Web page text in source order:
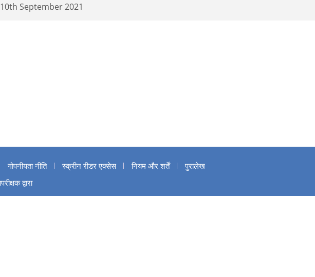
September 2021
गोपनीयता नीति स्क्रीन रीडर एक्सेस नियम और शर्तें
पुरालेख
द्वारा